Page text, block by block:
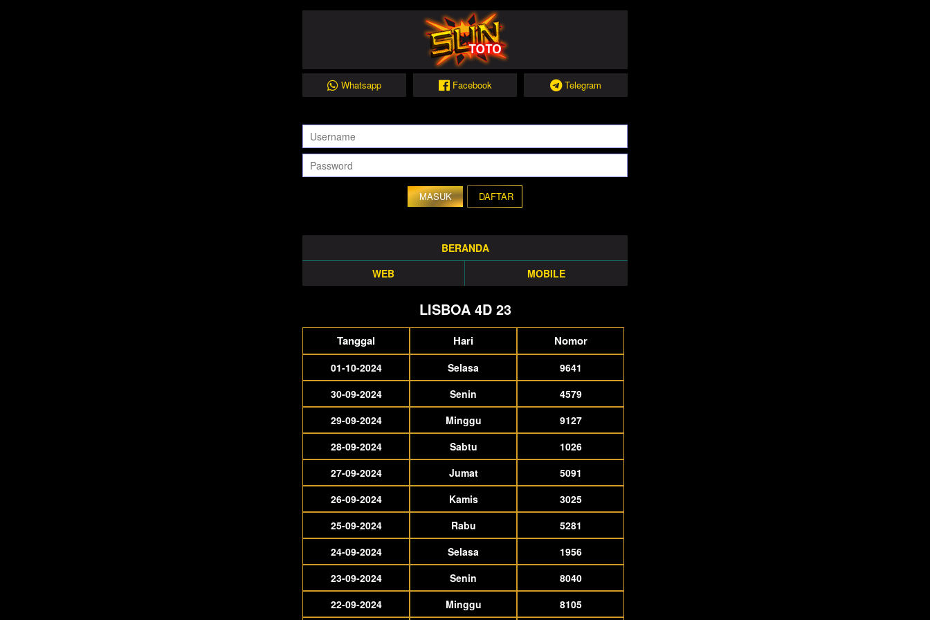
Whatsapp Facebook Telegram
DAFTAR
BERANDA
WEB
MOBILE
LISBOA 4D 23
Tanggal Hari Nomor
01-10-2024 Selasa
9641
30-09-2024
Senin
4579
29-09-2024
Minggu
9127
28-09-2024
Sabtu
1026
27-09-2024
Jumat
5091
26-09-2024
Kamis
3025
25-09-2024
Rabu
5281
24-09-2024
Selasa
1956
23-09-2024
Senin
8040
22-09-2024
Minggu 8105